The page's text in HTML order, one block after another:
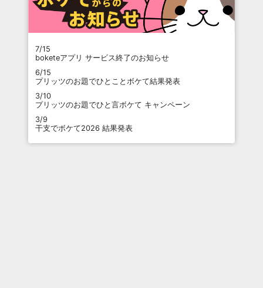
7/15
boketeアプリ サービス終了のお知らせ
6/15
プリッツのお題でひとことボケて結果発表
3/10
プリッツのお題でひと言ボケて キャンペーン
3/9
干支でボケて2026 結果発表